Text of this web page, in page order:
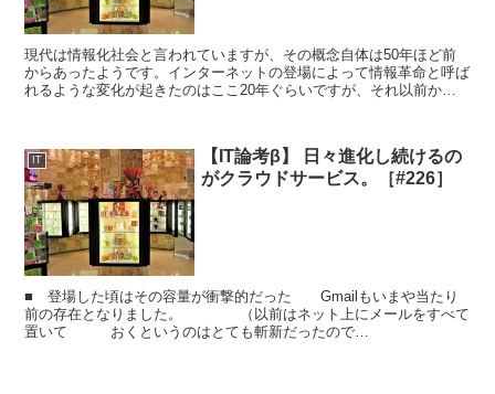
現代は情報化社会と言われていますが、その概念自体は50年ほど前
からあったようです。インターネットの登場によって情報革命と呼ば
れるような変化が起きたのはここ20年ぐらいですが、それ以前から
IT
【IT論考β】 日々進化し続けるの
がクラウドサービス。［#226］
■ 登場した頃はその容量が衝撃的だった Gmailもいまや当たり
前の存在となりました。 （以前はネット上にメールをすべて
置いて おくというのはとても斬新だったので